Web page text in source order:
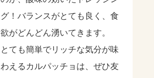
グ！バランスがとても良く、食
欲がどんどん湧いてきます。
とても簡単でリッチな気分が味
わえるカルパッチョは、ぜひ友